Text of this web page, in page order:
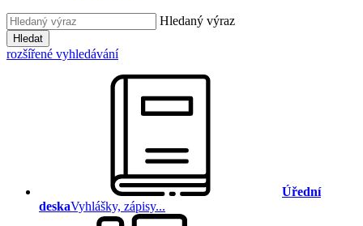
Hledaný výraz
Hledat
rozšířené vyhledávání
Úřední
deskaVyhlášky, zápisy...